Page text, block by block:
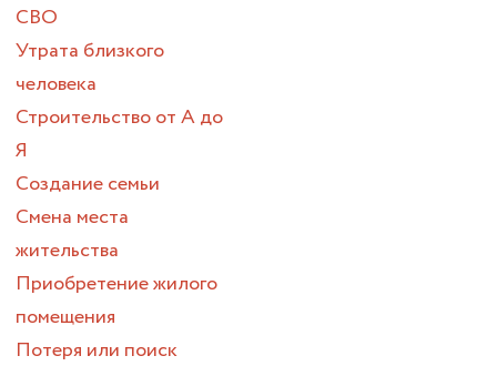
СВО
Утрата близкого
человека
Строительство от А до
Я
Создание семьи
Смена места
жительства
Приобретение жилого
помещения
Потеря или поиск